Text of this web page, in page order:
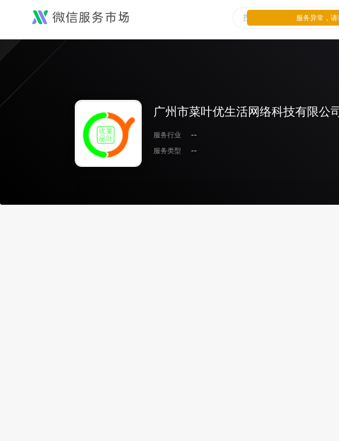
广州市菜叶优生活网络科技有限公
服务行业
--
服务类型
--
服务异常，